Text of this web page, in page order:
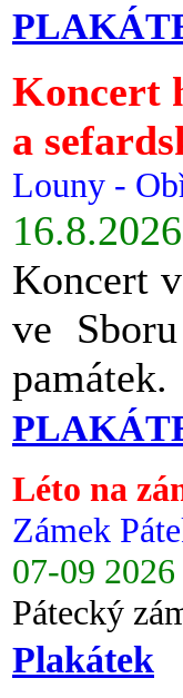
Koncert
a
Louny -
Koncert
ve
památek.
Léto na
Zámek
07-09 2026
Pátecký
Plakátek